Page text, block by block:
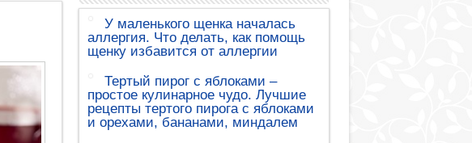
У маленького щенка началась
аллергия. Что делать, как помощь
щенку избавится от аллергии
Тертый пирог с яблоками –
простое кулинарное чудо. Лучшие
рецепты тертого пирога с яблоками
и орехами, бананами, миндалем